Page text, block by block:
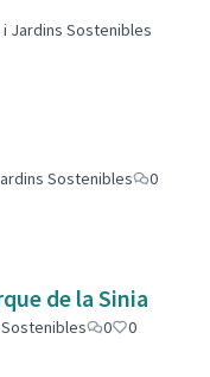
i Jardins Sostenibles
Sostenibles
0
de la Sinia
0
0